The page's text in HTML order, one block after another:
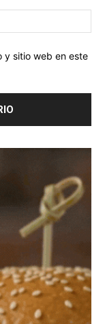
y sitio web en este